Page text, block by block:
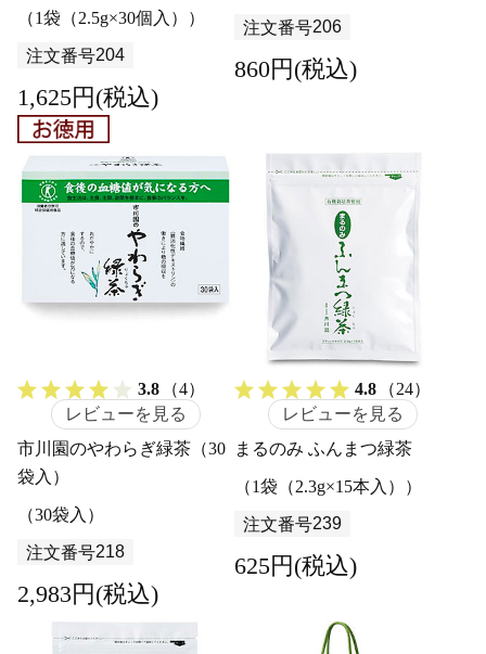
（1袋（2.5g×30個入））
注文番号204
1,625円(税込)
注文番号206
860円(税込)
3.8
（4）
レビューを見る
市川園のやわらぎ緑茶（30
袋入）
（30袋入）
注文番号218
2,983円(税込)
4.8
（24）
レビューを見る
まるのみ ふんまつ緑茶
（1袋（2.3g×15本入））
注文番号239
625円(税込)